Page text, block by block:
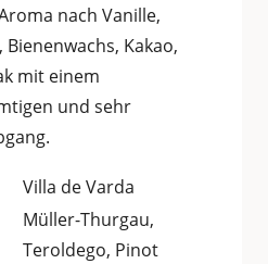
nach Vanille,
Kakao,
mit einem
und sehr
Villa de Varda
Müller-Thurgau,
Teroldego, Pinot